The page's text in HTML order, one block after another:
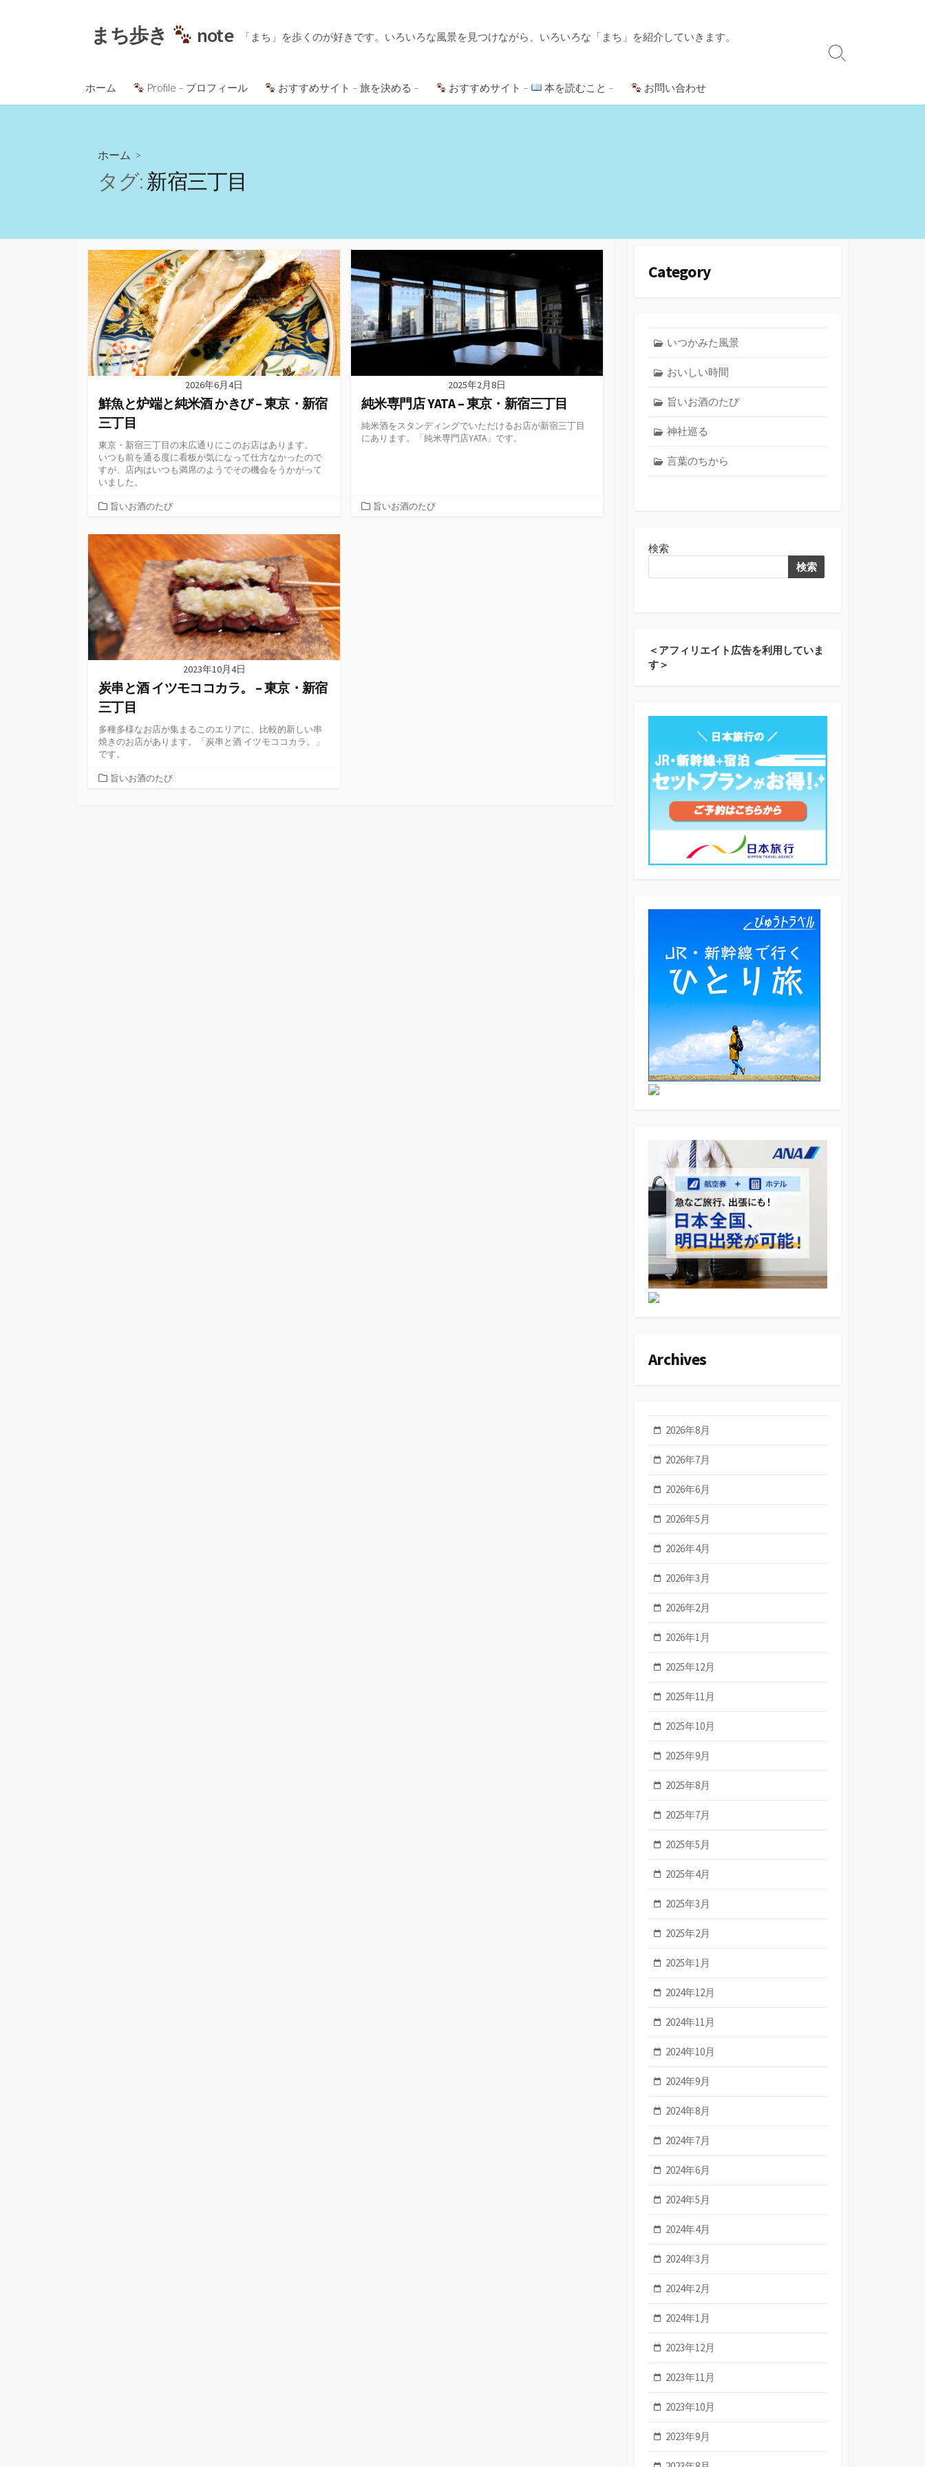
まち歩き note 「まち」を歩くのが好きです。いろいろな風景を見つけながら、いろいろな「まち」を紹介していきます。
ホーム Profile – プロフィール おすすめサイト – 旅を決める – おすすめサイト – 本を読むこと – お問い合わせ
検
り
ホーム >
タグ: 新宿三丁目
2026年6月4日
鮮魚と炉端と純米酒 かきび – 東京・新宿
三丁目
東京・新宿三丁目の末広通りにこのお店はあります。
いつも前を通る度に看板が気になって仕方なかったので
すが、店内はいつも満席のようでその機会をうかがって
いました。
カ
ゴ
リ
旨いお酒のたび
2025年2月8日
純米専門店 YATA – 東京・新宿三丁目
純米酒をスタンディングでいただけるお店が新宿三丁目
にあります。「純米専門店YATA」です。
カ旨いお酒のたび
2023年10月4日
炭串と酒 イツモココカラ。 – 東京・新宿
三丁目
多種多様なお店が集まるこのエリアに、比較的新しい串
焼きのお店があります。「炭串と酒 イツモココカラ。」
です。
カ旨いお酒のたび
Category
いつかみた風景
おいしい時間
旨いお酒のたび
神社巡る
言葉のちから
検索
検索
＜アフィリエイト広告を利用していま
す＞
Archives
2026年8月
2026年7月
2026年6月
2026年5月
2026年4月
2026年3月
2026年2月
2026年1月
2025年12月
2025年11月
2025年10月
2025年9月
2025年8月
2025年7月
2025年5月
2025年4月
2025年3月
2025年2月
2025年1月
2024年12月
2024年11月
2024年10月
2024年9月
2024年8月
2024年7月
2024年6月
2024年5月
2024年4月
2024年3月
2024年2月
2024年1月
2023年12月
2023年11月
2023年10月
2023年9月